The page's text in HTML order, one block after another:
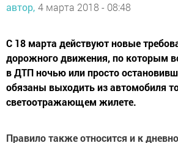
автор, 4 марта 2018 - 08:48
С 18 марта действуют новые
дорожного движения, по которым
в ДТП ночью или просто
обязаны выходить из автомобиля
светоотражающем жилете.
Правило также относится и к